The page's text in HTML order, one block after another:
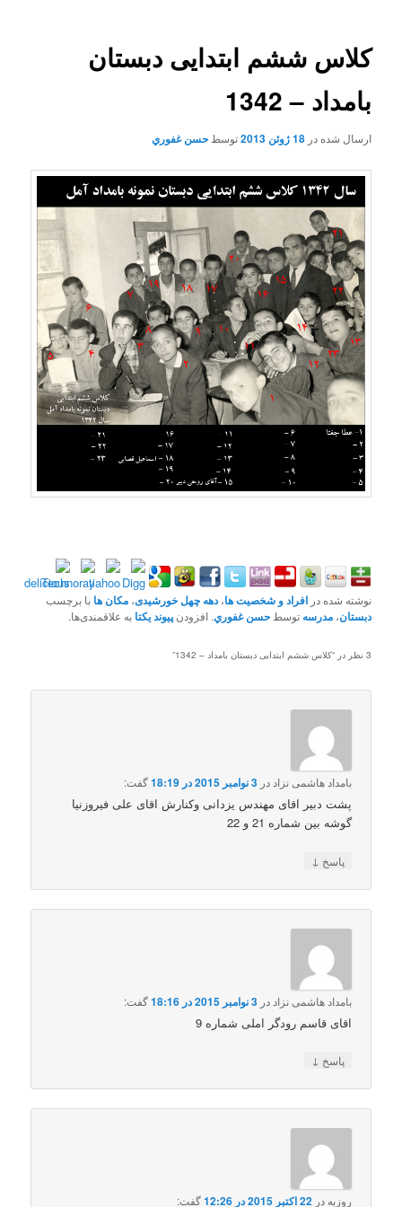
کلاس ششم ابتدایی دبستان
بامداد – 1342
ارسال شده در18 ژوئن 2013 توسطحسن غفوري
نوشته شده درافراد و شخصیت ها،دهه چهل خورشیدی،مکان ها با برچسب
دبستان،مدرسه توسطحسن غفوري. افزودنپیوند یکتا به علاقمندی‌ها.
3 نظر در “ کلاس ششم ابتدایی دبستان بامداد – 1342 ”
بامداد هاشمی نزاددر3 نوامبر 2015 در 18:19 گفت:
پشت دبیر اقای مهندس یزدانی وکنارش اقای علی فیروزنیا
گوشه بین شماره 21 و 22
پاسخ ↓
بامداد هاشمی نزاد در3 نوامبر 2015 در 18:16 گفت:
اقای قاسم رودگر املی شماره 9
پاسخ ↓
روزبه در22 اکتبر 2015 در 12:26 گفت: